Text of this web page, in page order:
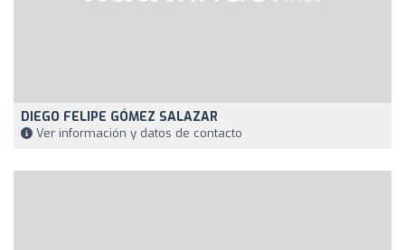
DIEGO FELIPE GÓMEZ SALAZAR
Ver información y datos de contacto